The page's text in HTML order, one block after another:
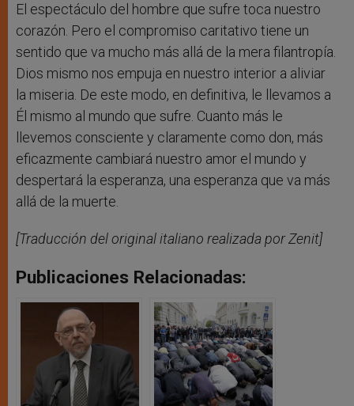
El espectáculo del hombre que sufre toca nuestro
corazón. Pero el compromiso caritativo tiene un
sentido que va mucho más allá de la mera filantropía.
Dios mismo nos empuja en nuestro interior a aliviar
la miseria. De este modo, en definitiva, le llevamos a
Él mismo al mundo que sufre. Cuanto más le
llevemos consciente y claramente como don, más
eficazmente cambiará nuestro amor el mundo y
despertará la esperanza, una esperanza que va más
allá de la muerte.
[Traducción del original italiano realizada por Zenit]
Publicaciones Relacionadas: